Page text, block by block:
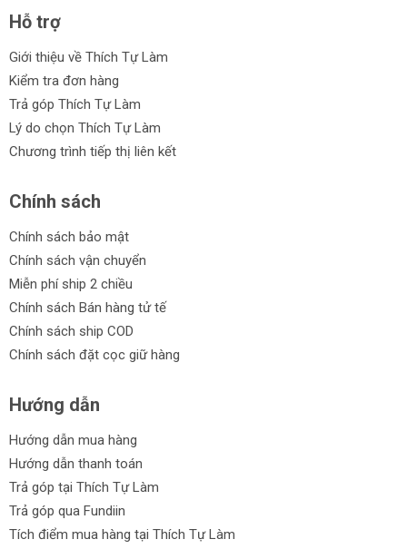
Hỗ trợ
Giới thiệu về Thích Tự Làm
Kiểm tra đơn hàng
Trả góp Thích Tự Làm
Lý do chọn Thích Tự Làm
Chương trình tiếp thị liên kết
Chính sách
Chính sách bảo mật
Chính sách vận chuyển
Miễn phí ship 2 chiều
Chính sách Bán hàng tử tế
Chính sách ship COD
Chính sách đặt cọc giữ hàng
Hướng dẫn
Hướng dẫn mua hàng
Hướng dẫn thanh toán
Trả góp tại Thích Tự Làm
Trả góp qua Fundiin
Tích điểm mua hàng tại Thích Tự Làm